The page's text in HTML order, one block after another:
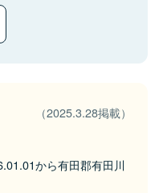
（2025.3.28掲載）
から有田郡有田川